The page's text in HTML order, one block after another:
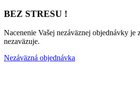
BEZ STRESU !
Nacenenie Vašej nezáväznej objednávky je
nezaväzuje.
Nezáväzná objednávka